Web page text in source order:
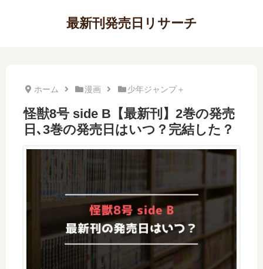
最新刊発売日リサーチ
ホーム 漫画 少年ジャンプ＋
怪獣8号 side B【最新刊】2巻の発売
日､3巻の発売日はいつ？完結した？